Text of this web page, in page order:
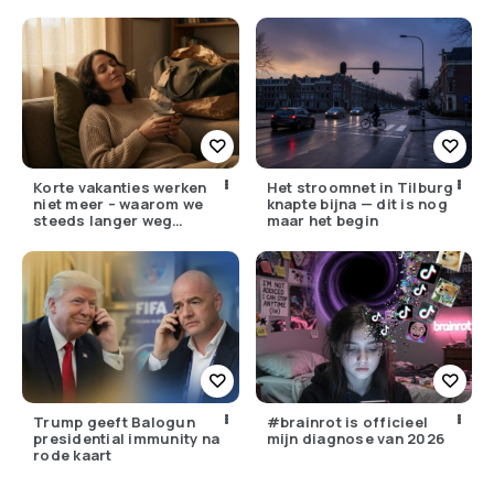
Korte vakanties werken
niet meer – waarom we
steeds langer weg
Het stroomnet in Tilburg
knapte bijna — dit is nog
maar het begin
Trump geeft Balogun
presidential immunity na
rode kaart
#brainrot is officieel
mijn diagnose van 2026